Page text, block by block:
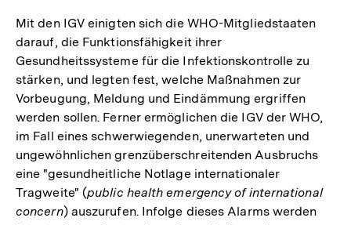
Mit den IGV einigten sich die WHO-Mitgliedstaaten
da­rauf, die Funktionsfähigkeit ihrer
Gesundheitssysteme für die Infektionskontrolle zu
stärken, und legten fest, welche Maßnahmen zur
Vorbeugung, Meldung und Eindämmung ergriffen
werden sollen. Ferner ermöglichen die IGV der WHO,
im Fall eines schwerwiegenden, unerwarteten und
ungewöhnlichen grenzüberschreitenden Ausbruchs
eine "gesundheitliche Notlage internationaler
Tragweite" (public health emergency of international
concern) auszurufen. Infolge dieses Alarms werden